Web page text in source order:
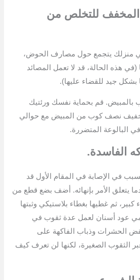
المخفف للتخلص من
منزلك يتجمع حول مصارف الحوض،
(في هذه الحالة، قد لا تعمل المصائد
بشكل جيد للقضاء عليها).
بالمبيض. قم بحماية نفسك ورئتيك
نصف كوب من المبيض مع حوالي
البالوعة المتضررة.
الفاسدة.
في الإصابة في المقام الأول قد
يتعلق الأمر بإنهائه. أضف بضع قطع من
كبير، ثم غطيها بغطاء بلاستيكي وثبتها
عود أسنان لعمل عدة ثقوب في
الحشرات وذباب الفاكهة على
الثقوب الصغيرة، لكنها لن تعرف كيف